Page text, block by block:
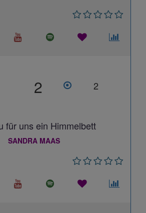
2 2
für uns ein Himmelbett
SANDRA MAAS